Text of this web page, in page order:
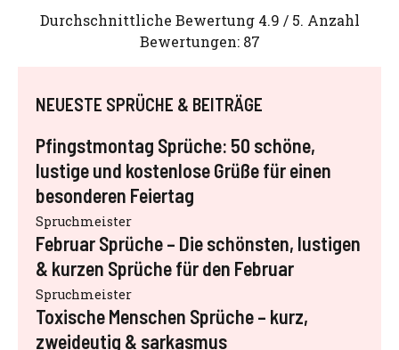
Durchschnittliche Bewertung 4.9 / 5. Anzahl
Bewertungen: 87
NEUESTE SPRÜCHE & BEITRÄGE
Pfingstmontag Sprüche: 50 schöne,
lustige und kostenlose Grüße für einen
besonderen Feiertag
Spruchmeister
Februar Sprüche – Die schönsten, lustigen
& kurzen Sprüche für den Februar
Spruchmeister
Toxische Menschen Sprüche – kurz,
zweideutig & sarkasmus